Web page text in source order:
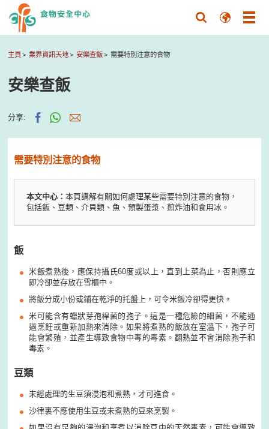
主頁 業界資訊天地 安樂查飯 需要特別注意的食物
安樂查飯
分享:
需要特別注意的食物
本文中心：本頁講解有關如何處理某些需要特別注意的食物，
包括飯、豆類、介貝類、魚、預製蛋漿、煎炸油和食用冰。
飯
米飯煮熟後，應保持攝氏60度或以上，直到上菜為止，否則應立
即冷卻並存放在雪櫃中。
將飯分成小份或鋪在乾淨的托盤上，可令米飯冷卻得更快。
米可能含有蠟狀芽孢桿菌的孢子。這是一種危險的細菌，不能通
過烹飪或重新加熱來消除。如果將煮熟的飯放在室溫下，孢子可
能會繁殖，並產生導致食物中毒的毒素。翻熱並不會消除孢子和
毒素。
豆類
未經處理的生豆須浸泡和煮熟，才可進食。
沙律裏不應使用生豆或未煮熟的豆來烹製。